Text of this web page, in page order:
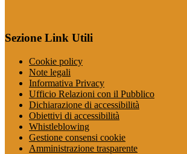
Sezione Link Utili
Cookie policy
Note legali
Informativa Privacy
Ufficio Relazioni con il Pubblico
Dichiarazione di accessibilità
Obiettivi di accessibilità
Whistleblowing
Gestione consensi cookie
Amministrazione trasparente